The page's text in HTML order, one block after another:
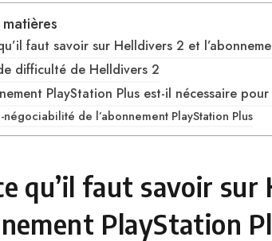
faut savoir sur Helldivers 2 et
difficulté de Helldivers 2
PlayStation Plus est-il nécessaire
négociabilité de l’abonnement PlayStation Plus
qu’il faut savoir sur
PlayStation